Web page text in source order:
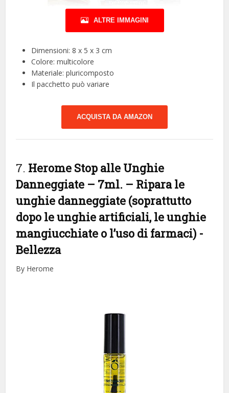
ALTRE IMMAGINI
Dimensioni: 8 x 5 x 3 cm
Colore: multicolore
Materiale: pluricomposto
Il pacchetto può variare
ACQUISTA DA AMAZON
7. Herome Stop alle Unghie
Danneggiate – 7ml. – Ripara le
unghie danneggiate (soprattutto
dopo le unghie artificiali, le unghie
mangiucchiate o l’uso di farmaci) -
Bellezza
By Herome